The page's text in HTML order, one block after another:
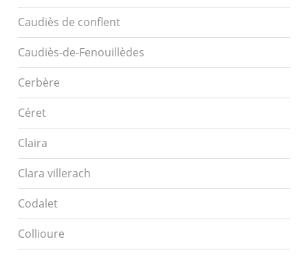
Caudiès de conflent
Caudiès-de-Fenouillèdes
Cerbère
Céret
Claira
Clara villerach
Codalet
Collioure